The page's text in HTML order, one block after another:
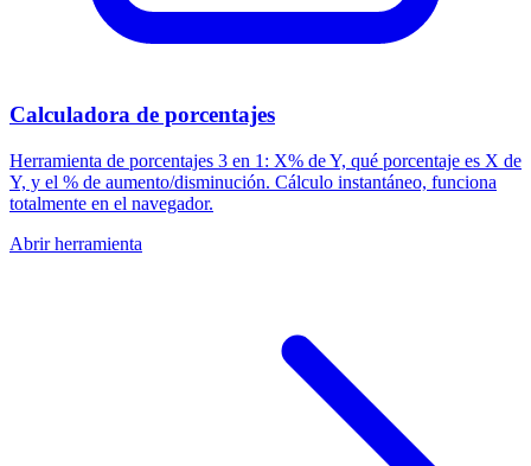
Calculadora de porcentajes
Herramienta de porcentajes 3 en 1: X% de Y, qué porcentaje es X de
Y, y el % de aumento/disminución. Cálculo instantáneo, funciona
totalmente en el navegador.
Abrir herramienta